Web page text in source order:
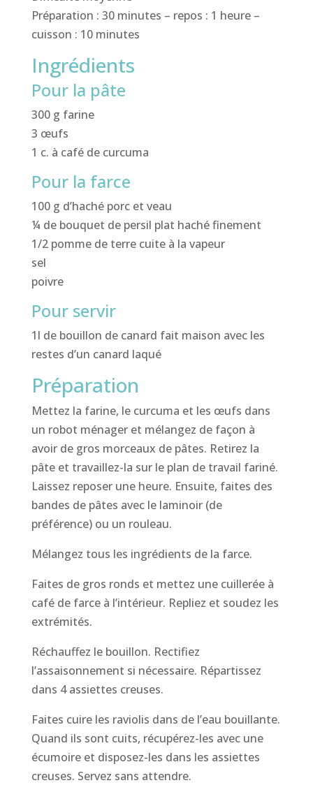
Préparation : 30 minutes – repos : 1 heure –
cuisson : 10 minutes
Ingrédients
Pour la pâte
300 g farine
3 œufs
1 c. à café de curcuma
Pour la farce
100 g d’haché porc et veau
¼ de bouquet de persil plat haché finement
1/2 pomme de terre cuite à la vapeur
sel
poivre
Pour servir
1l de bouillon de canard fait maison avec les
restes d’un canard laqué
Préparation
Mettez la farine, le curcuma et les œufs dans
un robot ménager et mélangez de façon à
avoir de gros morceaux de pâtes. Retirez la
pâte et travaillez-la sur le plan de travail fariné.
Laissez reposer une heure. Ensuite, faites des
bandes de pâtes avec le laminoir (de
préférence) ou un rouleau.
Mélangez tous les ingrédients de la farce.
Faites de gros ronds et mettez une cuillerée à
café de farce à l’intérieur. Repliez et soudez les
extrémités.
Réchauffez le bouillon. Rectifiez
l’assaisonnement si nécessaire. Répartissez
dans 4 assiettes creuses.
Faites cuire les raviolis dans de l’eau bouillante.
Quand ils sont cuits, récupérez-les avec une
écumoire et disposez-les dans les assiettes
creuses. Servez sans attendre.